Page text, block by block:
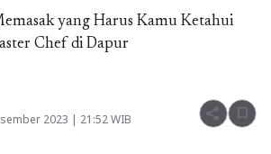
2023 | 21:52 WIB share bookmark